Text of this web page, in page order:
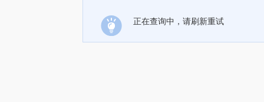
正在查询中，请刷新重试